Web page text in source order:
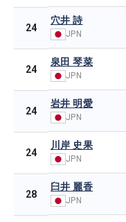
24
穴井 詩
JPN
24
泉田 琴菜
JPN
24
岩井 明愛
JPN
24
川岸 史果
JPN
28
臼井 麗香
JPN